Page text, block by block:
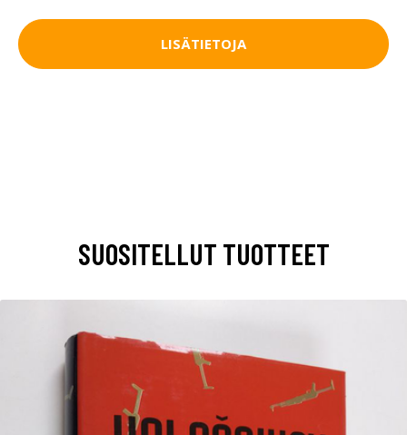
LISÄTIETOJA
SUOSITELLUT TUOTTEET